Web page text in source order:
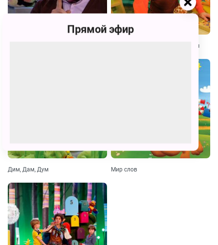
Бериляка учится читать. Буквы
Дим, Дам, Дум Мир слов
Прямой эфир